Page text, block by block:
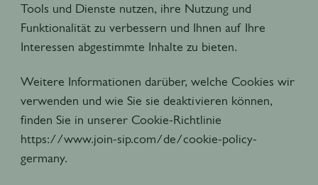
Tools und Dienste nutzen, ihre Nutzung und
Funktionalität zu verbessern und Ihnen auf Ihre
Interessen abgestimmte Inhalte zu bieten.
Weitere Informationen darüber, welche Cookies wir
verwenden und wie Sie sie deaktivieren können,
finden Sie in unserer Cookie-Richtlinie
https://www.join-sip.com/de/cookie-policy-
germany.